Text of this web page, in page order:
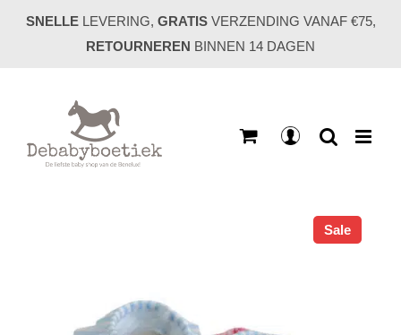
SNELLELEVERING, GRATISVERZENDING VANAF €75,
RETOURNEREN BINNEN 14 DAGEN
Sale